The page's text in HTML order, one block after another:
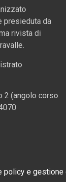
presieduta da
rivista di
2 (angolo corso
policy e gestione